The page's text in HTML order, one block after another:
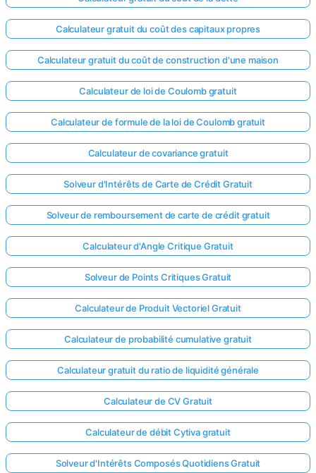
Calculateur gratuit du coût des capitaux propres
Calculateur gratuit du coût de construction d'une maison
Calculateur de loi de Coulomb gratuit
Calculateur de formule de la loi de Coulomb gratuit
Calculateur de covariance gratuit
Solveur d'Intérêts de Carte de Crédit Gratuit
Solveur de remboursement de carte de crédit gratuit
Calculateur d'Angle Critique Gratuit
Solveur de Points Critiques Gratuit
Calculateur de Produit Vectoriel Gratuit
Calculateur de probabilité cumulative gratuit
Calculateur gratuit du ratio de liquidité générale
Calculateur de CV Gratuit
Calculateur de débit Cytiva gratuit
Solveur d'Intérêts Composés Quotidiens Gratuit